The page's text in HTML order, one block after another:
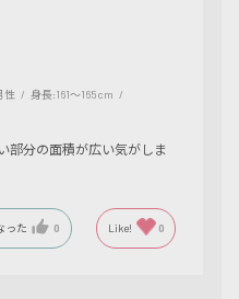
性 身長:161～165cm
部分の面積が広い気がしま
った 0 Like! 0